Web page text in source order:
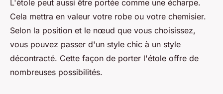
L'étole peut aussi être portée comme une écharpe.
Cela mettra en valeur votre robe ou votre chemisier.
Selon la position et le nœud que vous choisissez,
vous pouvez passer d'un style chic à un style
décontracté. Cette façon de porter l'étole offre de
nombreuses possibilités.